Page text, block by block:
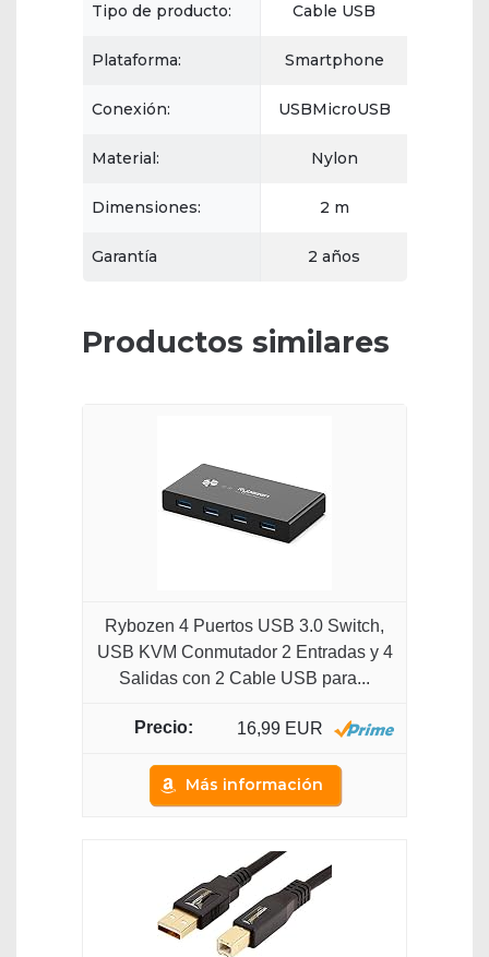
Tipo de producto: Cable USB
Plataforma: Smartphone
Conexión: USBMicroUSB
Material: Nylon
Dimensiones: 2 m
Garantía 2 años
Productos similares
Rybozen 4 Puertos USB 3.0 Switch,
USB KVM Conmutador 2 Entradas y 4
Salidas con 2 Cable USB para...
16,99 EUR
Más información